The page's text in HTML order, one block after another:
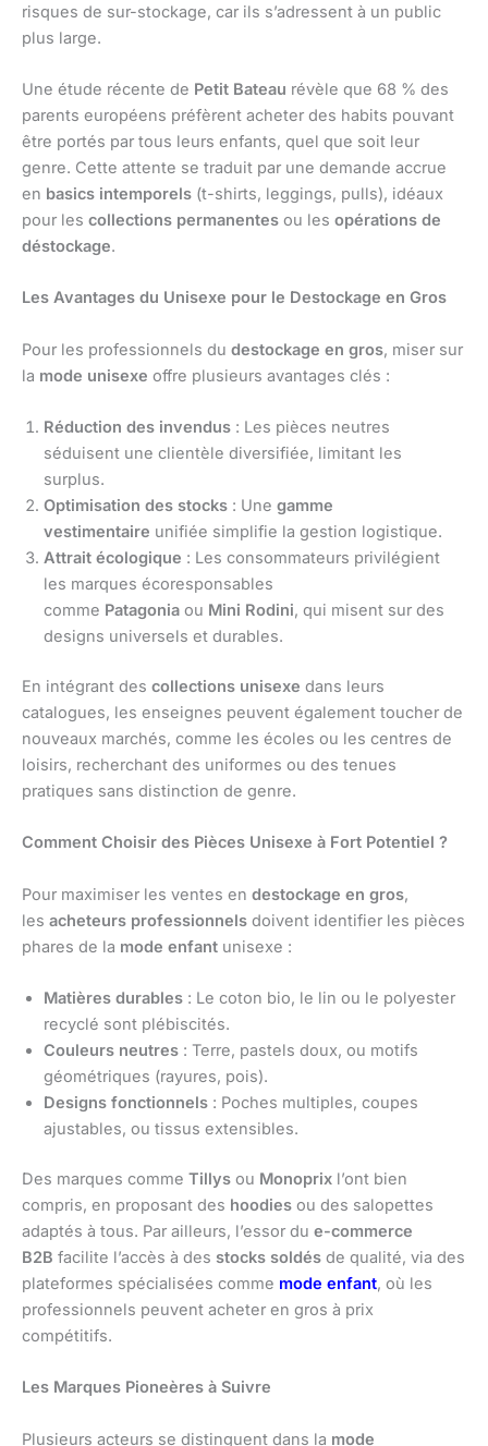
risques de sur-stockage, car ils s’adressent à un public
plus large.
Une étude récente de Petit Bateau révèle que 68 % des
parents européens préfèrent acheter des habits pouvant
être portés par tous leurs enfants, quel que soit leur
genre. Cette attente se traduit par une demande accrue
en basics intemporels (t-shirts, leggings, pulls), idéaux
pour les collections permanentes ou les opérations de
déstockage.
Les Avantages du Unisexe pour le Destockage en Gros
Pour les professionnels du destockage en gros, miser sur
la mode unisexe offre plusieurs avantages clés :
Réduction des invendus : Les pièces neutres
séduisent une clientèle diversifiée, limitant les
surplus.
Optimisation des stocks : Une gamme
vestimentaire unifiée simplifie la gestion logistique.
Attrait écologique : Les consommateurs privilégient
les marques écoresponsables
comme Patagonia ou Mini Rodini, qui misent sur des
designs universels et durables.
En intégrant des collections unisexe dans leurs
catalogues, les enseignes peuvent également toucher de
nouveaux marchés, comme les écoles ou les centres de
loisirs, recherchant des uniformes ou des tenues
pratiques sans distinction de genre.
Comment Choisir des Pièces Unisexe à Fort Potentiel ?
Pour maximiser les ventes en destockage en gros,
les acheteurs professionnels doivent identifier les pièces
phares de la mode enfant unisexe :
Matières durables : Le coton bio, le lin ou le polyester
recyclé sont plébiscités.
Couleurs neutres : Terre, pastels doux, ou motifs
géométriques (rayures, pois).
Designs fonctionnels : Poches multiples, coupes
ajustables, ou tissus extensibles.
Des marques comme Tillys ou Monoprix l’ont bien
compris, en proposant des hoodies ou des salopettes
adaptés à tous. Par ailleurs, l’essor du e-commerce
B2B facilite l’accès à des stocks soldés de qualité, via des
plateformes spécialisées comme mode enfant, où les
professionnels peuvent acheter en gros à prix
compétitifs.
Les Marques Pioneères à Suivre
Plusieurs acteurs se distinguent dans la mode